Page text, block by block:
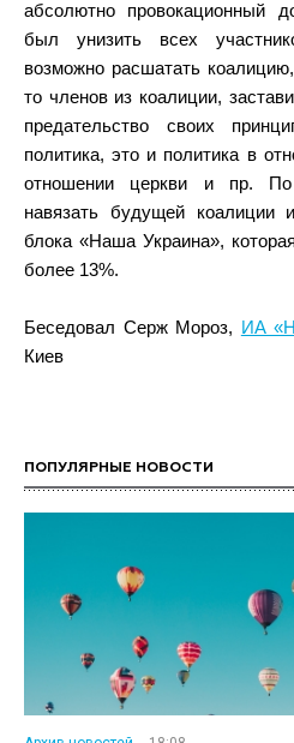
абсолютно провокационный
был унизить всех
возможно расшатать
то членов из коалиции,
предательство своих
политика, это и политика в
отношении церкви и пр. По
навязать будущей коалиции
блока «Наша Украина»,
более 13%.
Беседовал Серж Мороз, ИА
Киев
ПОПУЛЯРНЫЕ НОВОСТИ